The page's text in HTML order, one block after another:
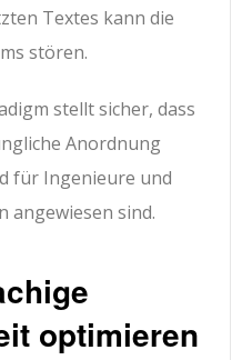
Textes kann die
stören.
stellt sicher, dass
Anordnung
für Ingenieure und
angewiesen sind.
optimieren